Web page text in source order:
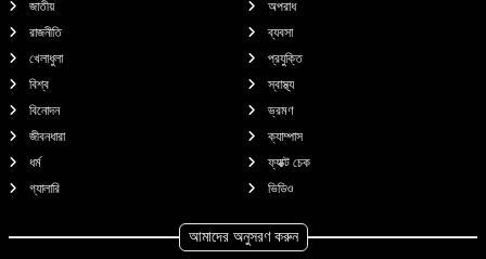
জাতীয়
অপরাধ
রাজনীতি
ব্যবসা
খেলাধুলা
প্রযুক্তি
বিশ্ব
স্বাস্থ্য
বিনোদন
ভ্রমণ
জীবনধারা
ক্যাম্পাস
ধর্ম
ফ্যাক্ট চেক
গ্যালারি
ভিডিও
আমাদের অনুসরণ করুন